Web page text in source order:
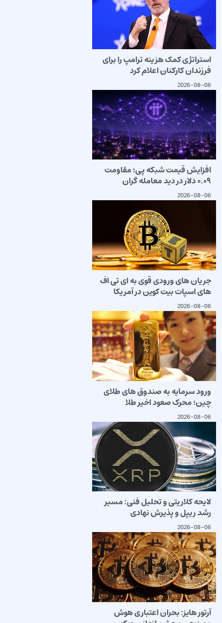
استراتژی کمک هزینه ترامپ را برای
فرزندان کارکنان اعلام کرد
2026-08-06
افزایش قیمت شبکه پی؛ مقاومت
۰.۰۹ دلار در دید معامله گران
2026-08-06
جریان های ورودی قوی به ای تی اف
های اسپات بیت کوین در آمریکا
2026-08-06
ورود سرمایه به صندوق های طلای
چین؛ محرک صعود اخیر طلا
2026-08-06
لایحه کلاریتی و تحلیل فنی: مسیر
رشد ریپل و پذیرش نهادی
2026-08-06
آرتور هایز: بحران اعتباری هوش